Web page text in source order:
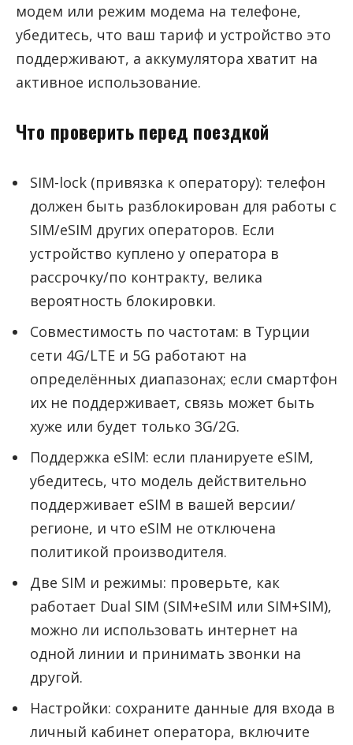
модем или режим модема на телефоне,
убедитесь, что ваш тариф и устройство это
поддерживают, а аккумулятора хватит на
активное использование.
Что проверить перед поездкой
SIM-lock (привязка к оператору): телефон
должен быть разблокирован для работы с
SIM/eSIM других операторов. Если
устройство куплено у оператора в
рассрочку/по контракту, велика
вероятность блокировки.
Совместимость по частотам: в Турции
сети 4G/LTE и 5G работают на
определённых диапазонах; если смартфон
их не поддерживает, связь может быть
хуже или будет только 3G/2G.
Поддержка eSIM: если планируете eSIM,
убедитесь, что модель действительно
поддерживает eSIM в вашей версии/
регионе, и что eSIM не отключена
политикой производителя.
Две SIM и режимы: проверьте, как
работает Dual SIM (SIM+eSIM или SIM+SIM),
можно ли использовать интернет на
одной линии и принимать звонки на
другой.
Настройки: сохраните данные для входа в
личный кабинет оператора, включите